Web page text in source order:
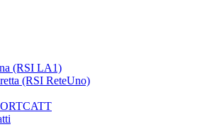
(RSI LA1)
(RSI ReteUno)